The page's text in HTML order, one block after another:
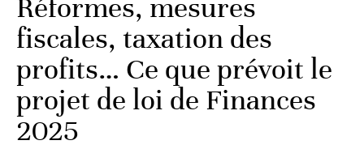
Réformes, mesures
fiscales, taxation des
profits… Ce que prévoit le
projet de loi de Finances
2025